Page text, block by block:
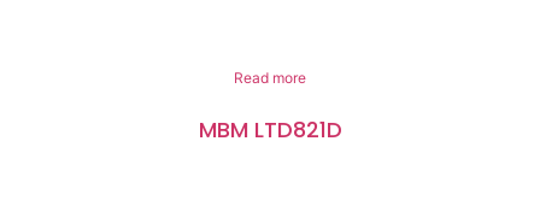
Read more
MBM LTD821D